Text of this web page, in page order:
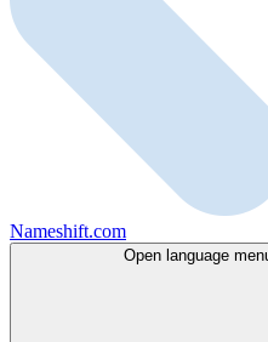
Nameshift.com
Open language